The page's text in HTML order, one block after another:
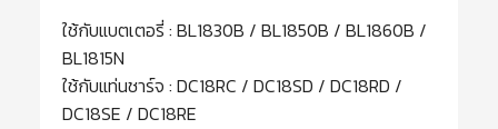
ใช้กับแบตเตอรี่ : BL1830B / BL1850B / BL1860B /
BL1815N
ใช้กับแท่นชาร์จ : DC18RC / DC18SD / DC18RD /
DC18SE / DC18RE